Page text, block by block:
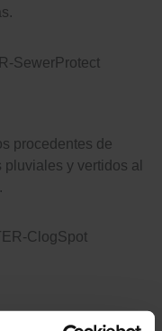
procedentes de
y vertidos al